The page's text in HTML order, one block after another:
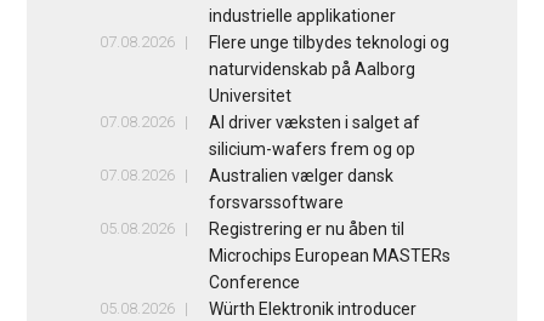
industrielle applikationer
07.08.2026
Flere unge tilbydes teknologi og
naturvidenskab på Aalborg
Universitet
07.08.2026
AI driver væksten i salget af
silicium-wafers frem og op
07.08.2026
Australien vælger dansk
forsvarssoftware
05.08.2026
Registrering er nu åben til
Microchips European MASTERs
Conference
05.08.2026
Würth Elektronik introducer